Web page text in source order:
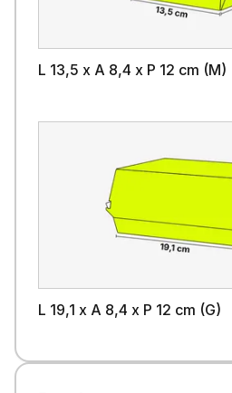
L 13,5 x A 8,4 x P 12 cm (M)
L 19,1 x A 8,4 x P 12 cm (G)